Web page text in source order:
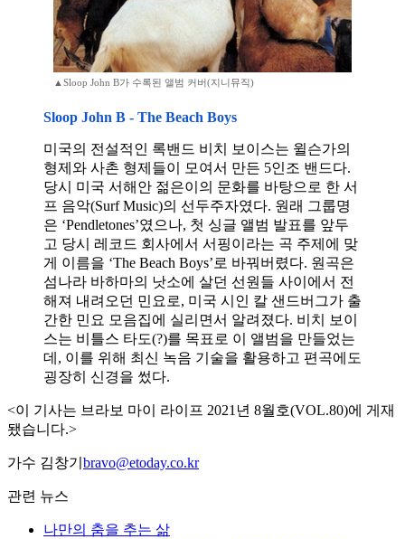
▲Sloop John B가 수록된 앨범 커버(지니뮤직)
Sloop John B - The Beach Boys
미국의 전설적인 록밴드 비치 보이스는 윌슨가의
형제와 사촌 형제들이 모여서 만든 5인조 밴드다.
당시 미국 서해안 젊은이의 문화를 바탕으로 한 서
프 음악(Surf Music)의 선두주자였다. 원래 그룹명
은 ‘Pendletones’였으나, 첫 싱글 앨범 발표를 앞두
고 당시 레코드 회사에서 서핑이라는 곡 주제에 맞
게 이름을 ‘The Beach Boys’로 바꿔버렸다. 원곡은
섬나라 바하마의 낫소에 살던 선원들 사이에서 전
해져 내려오던 민요로, 미국 시인 칼 샌드버그가 출
간한 민요 모음집에 실리면서 알려졌다. 비치 보이
스는 비틀스 타도(?)를 목표로 이 앨범을 만들었는
데, 이를 위해 최신 녹음 기술을 활용하고 편곡에도
굉장히 신경을 썼다.
<이 기사는 브라보 마이 라이프 2021년 8월호(VOL.80)에 게재
됐습니다.>
가수 김창기 bravo@etoday.co.kr
관련 뉴스
나만의 춤을 추는 삶